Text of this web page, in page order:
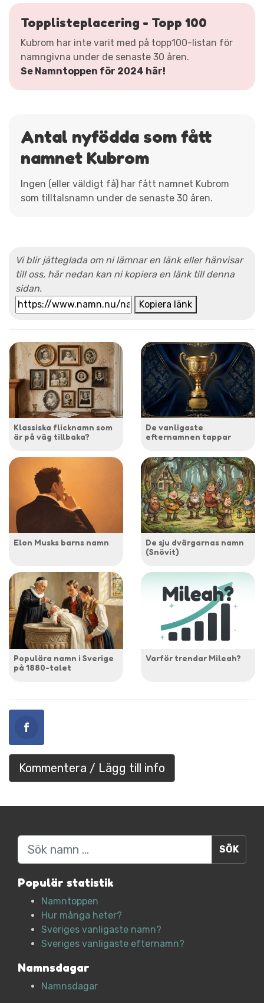
Topplisteplacering - Topp 100
Kubrom har inte varit med på topp100-listan för
namngivna under de senaste 30 åren.
Se Namntoppen för 2024 här!
Antal nyfödda som fått
namnet Kubrom
Ingen (eller väldigt få) har fått namnet Kubrom
som tilltalsnamn under de senaste 30 åren.
Vi blir jätteglada om ni lämnar en länk eller hänvisar
till oss, här nedan kan ni kopiera en länk till denna
sidan.
Kopiera länk
Klassiska flicknamn som
är på väg tillbaka?
De vanligaste
efternamnen tappar
Elon Musks barns namn
De sju dvärgarnas namn
(Snövit)
Populära namn i Sverige
på 1880-talet
Varför trendar Mileah?
Kommentera / Lägg till info
Sök
Populär statistik
Namntoppen
Hur många heter?
Sveriges vanligaste namn?
Sveriges vanligaste efternamn?
Namnsdagar
Namnsdagar